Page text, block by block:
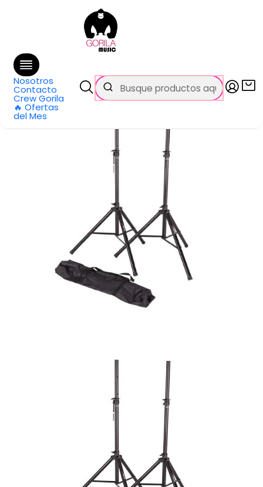
Nosotros
Contacto
Crew Gorila
🔥 Ofertas
del Mes
GRATIS
en Santiago y $99.990 en Regiones
Categorías
Atril para Parlantes Pack 2 Unidades con Funda FRE180KITV2